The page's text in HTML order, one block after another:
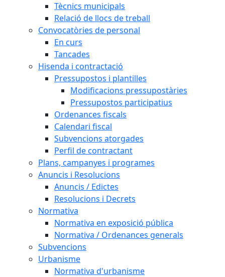
Tècnics municipals
Relació de llocs de treball
Convocatòries de personal
En curs
Tancades
Hisenda i contractació
Pressupostos i plantilles
Modificacions pressupostàries
Pressupostos participatius
Ordenances fiscals
Calendari fiscal
Subvencions atorgades
Perfil de contractant
Plans, campanyes i programes
Anuncis i Resolucions
Anuncis / Edictes
Resolucions i Decrets
Normativa
Normativa en exposició pública
Normativa / Ordenances generals
Subvencions
Urbanisme
Normativa d'urbanisme